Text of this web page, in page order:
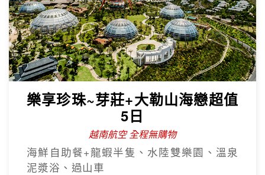
樂享珍珠~芽莊+大勒山海戀超值
5日
越南航空 全程無購物
海鮮自助餐+龍蝦半隻、水陸雙樂園、溫泉
泥漿浴、過山車